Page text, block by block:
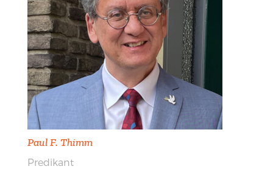
Paul F. Thimm
Predikant